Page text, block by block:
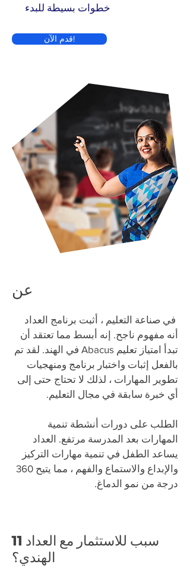
خطوات بسيطة للبدء
قدم الآن!
عن
في صناعة التعليم ، أثبت برنامج العداد
أنه مفهوم ناجح. إنه أبسط مما تعتقد أن
تبدأ امتياز تعليم Abacus في الهند. لقد تم
بالفعل إثبات واختبار برنامج ومنهجيات
تطوير المهارات ، لذلك لا تحتاج حتى إلى
أي خبرة سابقة في مجال التعليم.
الطلب على دورات أنشطة تنمية
المهارات بعد المدرسة مرتفع. العداد
يساعد الطفل في تنمية مهارات التركيز
والإبداع والاستماع والفهم ، مما يتيح 360
درجة من نمو الدماغ.
11 سبب للاستثمار مع العداد
الهندي؟